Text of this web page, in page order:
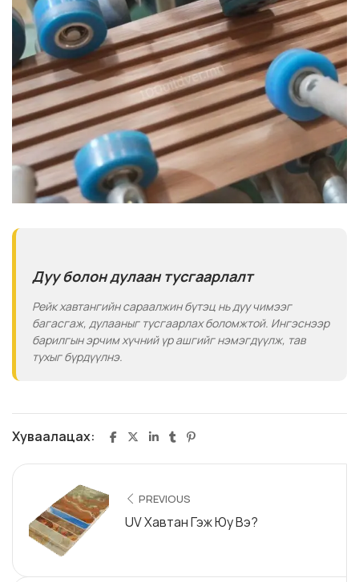
Дуу болон дулаан тусгаарлалт
Рейк хавтангийн сараалжин бүтэц нь дуу чимээг
багасгаж, дулааныг тусгаарлах боломжтой. Ингэснээр
барилгын эрчим хүчний үр ашгийг нэмэгдүүлж, тав
тухыг бүрдүүлнэ.
Хуваалацах:
PREVIOUS
UV Хавтан Гэж Юу Вэ?